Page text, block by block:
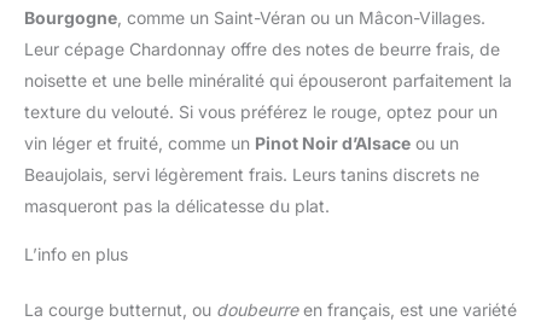
Bourgogne , comme un Saint-Véran ou un Mâcon-Villages.
Leur cépage Chardonnay offre des notes de beurre frais, de
noisette et une belle minéralité qui épouseront parfaitement la
texture du velouté. Si vous préférez le rouge, optez pour un
vin léger et fruité, comme un Pinot Noir d’Alsace ou un
Beaujolais, servi légèrement frais. Leurs tanins discrets ne
masqueront pas la délicatesse du plat.
L’info en plus
La courge butternut, ou doubeurreen français, est une variété